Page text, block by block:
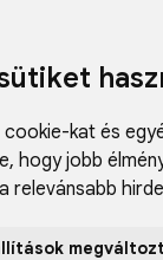
cookie-kat és
, hogy jobb
relevánsabb